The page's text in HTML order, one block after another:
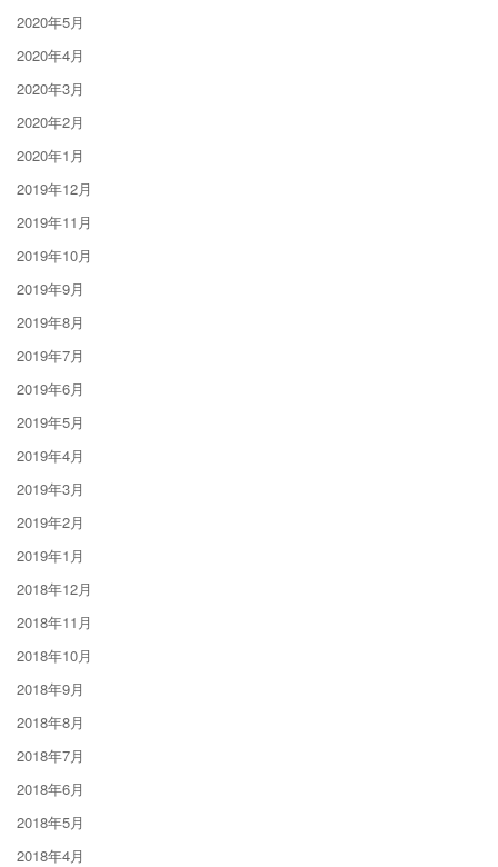
2020年5月
2020年4月
2020年3月
2020年2月
2020年1月
2019年12月
2019年11月
2019年10月
2019年9月
2019年8月
2019年7月
2019年6月
2019年5月
2019年4月
2019年3月
2019年2月
2019年1月
2018年12月
2018年11月
2018年10月
2018年9月
2018年8月
2018年7月
2018年6月
2018年5月
2018年4月